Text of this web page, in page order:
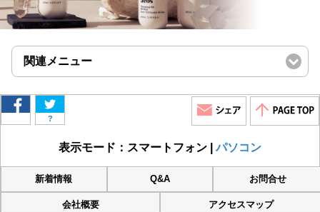
関連メニュー
to
?
表示モード：スマートフォン |パソコン
新着情報 Q&A お問合せ
会社概要 アクセスマップ